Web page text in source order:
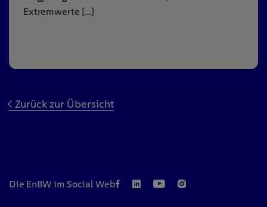
Extremwerte […]
Zurück zur Übersicht
Die EnBW im Social Web